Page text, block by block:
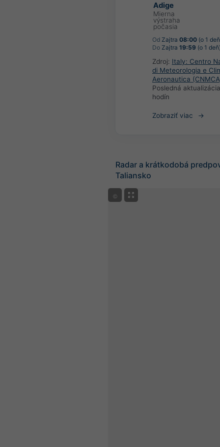
Adige
Mierna
výstraha
počasia
Od Zajtra 08:00 (o 1
Do Zajtra 19:59 (o 1
Zdroj: Italy: Centro
di Meteorologia e
Aeronautica
Posledná
hodín
Zobraziť viac
Radar a krátkodobá
Taliansko